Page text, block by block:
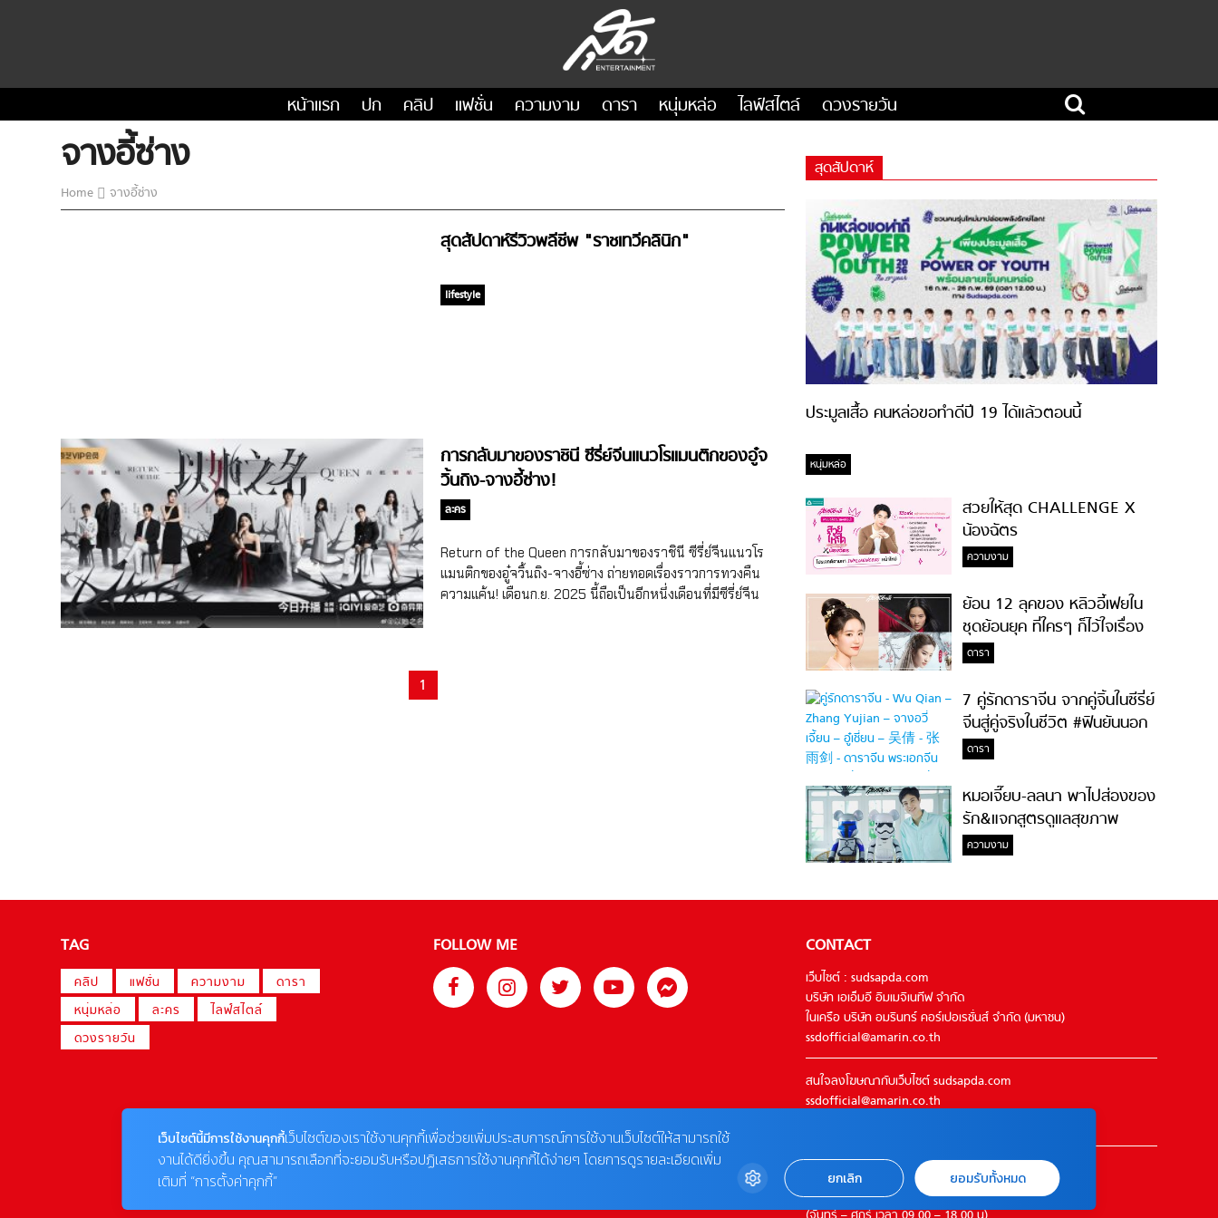
หน้าแรก ปก คลิป แฟชั่น ความงาม ดารา หนุ่มหล่อ ไลฟ์สไตล์ ดวงรายวัน
จางอี้ซ่าง
Home จางอี้ซ่าง
สุดสัปดาห์รีวิวพลีชีพ "ราชเทวีคลินิก"
lifestyle
การกลับมาของราชินี ซีรี่ย์จีนแนวโรแมนติกของอู๋จ
วิ้นถิง-จางอี้ซ่าง!
ละคร
Return of the Queen การกลับมาของราชินี ซีรี่ย์จีนแนวโร
แมนติกของอู๋จวิ้นถิง-จางอี้ซ่าง ถ่ายทอดเรื่องราวการทวงคืน
ความแค้น! เดือนก.ย. 2025 นี้ถือเป็นอีกหนึ่งเดือนที่มีซีรี่ย์จีน
1
สุดสัปดาห์
ประมูลเสื้อ คนหล่อขอทำดีปี 19 ได้แล้วตอนนี้
หนุ่มหล่อ
สวยให้สุด CHALLENGE X
น้องฉัตร
ความงาม
ย้อน 12 ลุคของ หลิวอี้เฟยใน
ชุดย้อนยุค ที่ใครๆ ก็ไว้ใจเรื่อง
ความสวย!
ดารา
7 คู่รักดาราจีน จากคู่จิ้นในซีรี่ย์
จีนสู่คู่จริงในชีวิต #ฟินยันนอก
จอ
ดารา
หมอเจี๊ยบ-ลลนา พาไปส่องของ
รัก&แจกสูตรดูแลสุขภาพ
#ล้างจมูกไม่ยากจะสอนให้
ความงาม
TAG
คลิป แฟชั่น ความงาม
ดารา
หนุ่มหล่อ
ละคร
ไลฟ์สไตล์
ดวงรายวัน
FOLLOW ME CONTACT
เว็บไซต์ : sudsapda.com
บริษัท เอเอ็มอี อิมเมจิเนทีฟ จำกัด
ในเครือ บริษัท อมรินทร์ คอร์เปอเรชั่นส์ จำกัด (มหาชน)
ssdofficial@amarin.co.th
สนใจลงโฆษณากับเว็บไซต์ sudsapda.com
ssdofficial@amarin.co.th
ติดต่อแจ้งปัญหาหรือร้องเรียน
02-422-9999 ต่อ 4180
เว็บไซต์นี้มีการใช้งานคุกกี้เว็บไซต์ของเราใช้งานคุกกี้เพื่อช่วยเพิ่มประสบการณ์การใช้งานเว็บไซต์ให้สามารถใช้
งานได้ดียิ่งขึ้น คุณสามารถเลือกที่จะยอมรับหรือปฏิเสธการใช้งานคุกกี้ได้ง่ายๆ โดยการดูรายละเอียดเพิ่ม
เติมที่ “การตั้งค่าคุกกี้”
ยกเลิก ยอมรับทั้งหมด